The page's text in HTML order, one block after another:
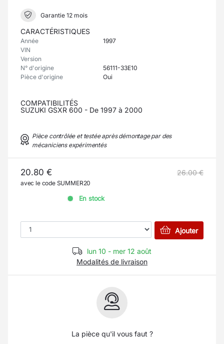
Garantie 12 mois
CARACTÉRISTIQUES
Année
1997
VIN
Version
N° d'origine
56111-33E10
Pièce d'origine
Oui
COMPATIBILITÉS
SUZUKI GSXR 600 - De 1997 à 2000
Pièce contrôlée et testée après démontage par des
mécaniciens expérimentés
20.80 € 26.00 €
avec le code SUMMER20
En stock
Ajouter
lun 10 - mer 12 août
Modalités de livraison
La pièce qu'il vous faut ?